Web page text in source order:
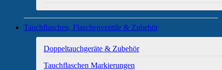
Tauchflaschen, Flaschenventile & Zubehör
Doppeltauchgeräte & Zubehör
Tauchflaschen Markierungen